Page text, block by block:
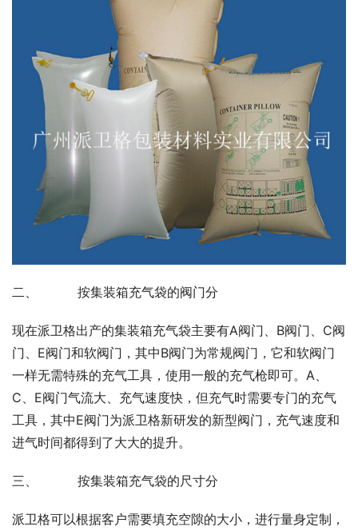
二、          按集装箱充气袋的阀门分
现在派卫格出产的集装箱充气袋主要有A阀门、B阀门、C阀
门、E阀门和软阀门，其中B阀门为常规阀门，它和软阀门
一样无需特殊的充气工具，使用一般的充气枪即可。A、
C、E阀门气流大、充气速度快，但充气时需要专门的充气
工具，其中E阀门为派卫格新研发的新型阀门，充气速度和
进气时间都得到了大大的提升。
三、          按集装箱充气袋的尺寸分
派卫格可以根据客户需要填充空隙的大小，进行量身定制，